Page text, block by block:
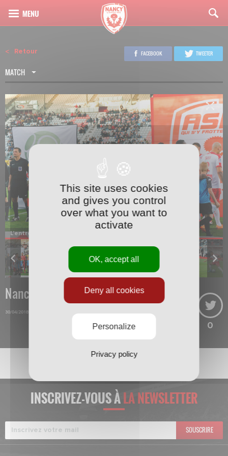
Retour
MATCH
FACEBOOK TWEETER
L’entrée des joueurs sur la pelouse.
24
Nancy-Tours
30/04/2018
0
INSCRIVEZ-VOUS ÀLA NEWSLETTER
SOUSCRIRE
This site uses cookies
and gives you control
over what you want to
activate
OK, accept all
Deny all cookies
Personalize
Privacy policy